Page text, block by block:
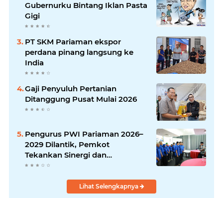
Gubernurku Bintang Iklan Pasta
Gigi
PT SKM Pariaman ekspor
perdana pinang langsung ke
India
Gaji Penyuluh Pertanian
Ditanggung Pusat Mulai 2026
Pengurus PWI Pariaman 2026–
2029 Dilantik, Pemkot
Tekankan Sinergi dan
Profesionalisme Pers
Lihat Selengkapnya